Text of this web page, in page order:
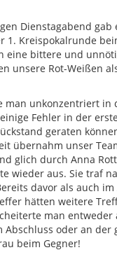
Dienstagabend gab
1. Kreispokalrunde
eine bittere und
unsere Rot-Weißen
man unkonzentriert in
Fehler in der
geraten
übernahm unser
glich durch Anna
wieder aus. Sie traf
davor als auch im
hätten weitere
man entweder
Abschluss oder an der
beim Gegner!